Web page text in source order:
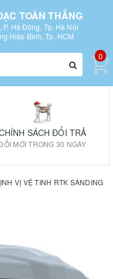
TOÀN THẮNG
P. Hà Đông, Tp. Hà Nội
Hiệp Bình, Tp. HCM
0
SÁCH ĐỔI TRẢ
MỚI TRONG 30 NGÀY
VỊ VỆ TINH RTK SANDING